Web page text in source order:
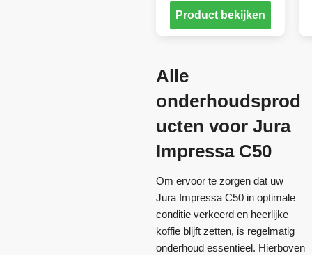
Product bekijken
Alle
onderhoudsprod
ucten voor Jura
Impressa C50
Om ervoor te zorgen dat uw
Jura Impressa C50 in optimale
conditie verkeerd en heerlijke
koffie blijft zetten, is regelmatig
onderhoud essentieel. Hierboven